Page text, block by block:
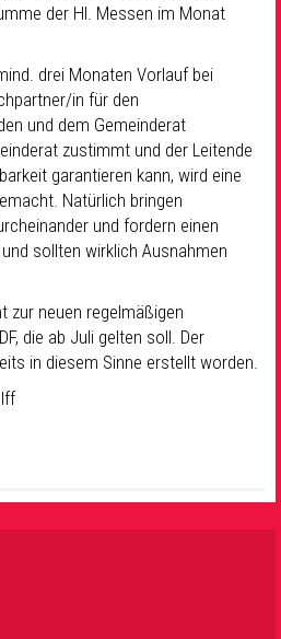
der Hl. Messen im Monat
drei Monaten Vorlauf bei
in für den
und dem Gemeinderat
zustimmt und der Leitende
garantieren kann, wird eine
Natürlich bringen
und fordern einen
sollten wirklich Ausnahmen
zur neuen regelmäßigen
die ab Juli gelten soll. Der
in diesem Sinne erstellt worden.